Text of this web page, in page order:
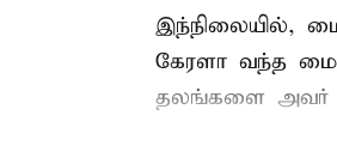
இந்நிலையில்,
கேரளா வந்த
தலங்களை அவர்